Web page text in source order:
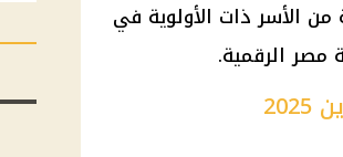
الأسر ذات الأولوية في
مصر الرقمية.